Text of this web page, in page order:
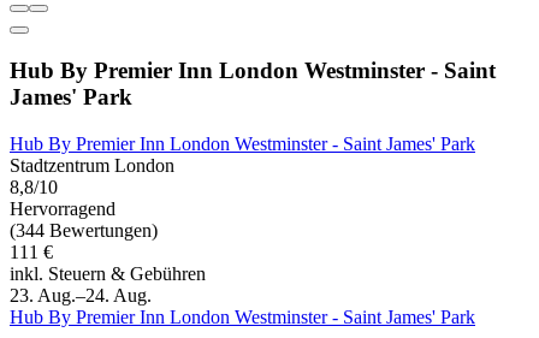
Hub By Premier Inn London Westminster - Saint
James' Park
Hub By Premier Inn London Westminster - Saint James' Park
Stadtzentrum London
8,8/10
Hervorragend
(344 Bewertungen)
111 €
inkl. Steuern & Gebühren
23. Aug.–24. Aug.
Hub By Premier Inn London Westminster - Saint James' Park